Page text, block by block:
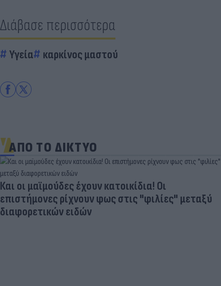
Διάβασε περισσότερα
Υγεία καρκίνος μαστού
ΑΠΟ ΤΟ ΔΙΚΤΥΟ
Και οι μαϊμούδες έχουν κατοικίδια! Οι
επιστήμονες ρίχνουν φως στις "φιλίες" μεταξύ
διαφορετικών ειδών